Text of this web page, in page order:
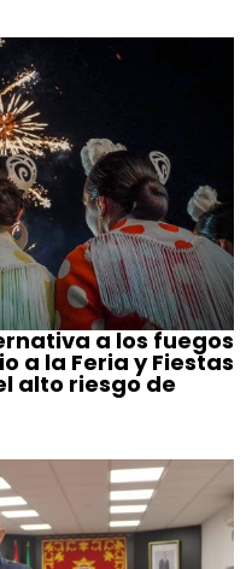
a los fuegos
a la Feria y Fiestas
alto riesgo de